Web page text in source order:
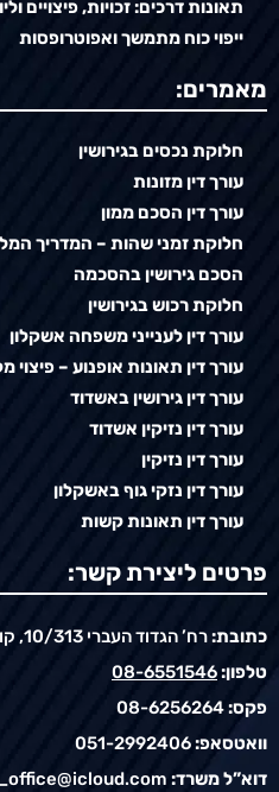
תאונות דרכים: זכויות, פיצויים
ייפוי כוח מתמשך ואפוטרופסות
מאמרים:
חלוקת נכסים בגירושין
עורך דין מזונות
עורך דין הסכם ממון
חלוקת זמני שהות – המדריך
הסכם גירושין בהסכמה
חלוקת רכוש בגירושין
עורך דין לענייני משפחה אשקלון
עורך דין תאונות אופנוע – פיצוי
עורך דין גירושין באשדוד
עורך דין נזיקין אשדוד
עורך דין נזיקין
עורך דין נזקי גוף באשקלון
עורך דין תאונות קשות
פרטים ליצירת קשר:
כתובת:רח’ הגדוד העברי 10/313, קומה 3, אשקלון
טלפון:08-6551546
פקס:08-6256264
וואטסאפ:051-2992406
דוא”ל משרד: